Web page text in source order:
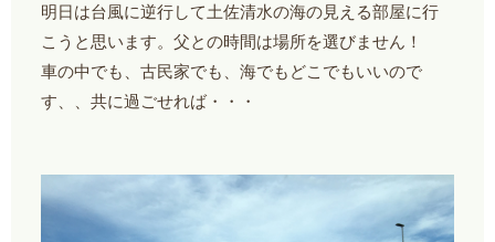
明日は台風に逆行して土佐清水の海の見える部屋に行
こうと思います。父との時間は場所を選びません！
車の中でも、古民家でも、海でもどこでもいいので
す、、共に過ごせれば・・・